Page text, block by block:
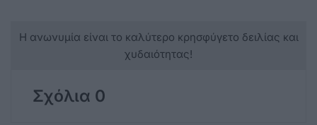
Η ανωνυμία είναι το καλύτερο κρησφύγετο δειλίας και
χυδαιότητας!
Σχόλια 0